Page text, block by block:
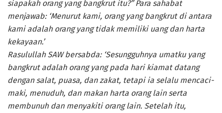
siapakah orang yang bangkrut itu?” Para sahabat
menjawab: ‘Menurut kami, orang yang bangkrut di antara
kami adalah orang yang tidak memiliki uang dan harta
kekayaan.’
Rasulullah SAW bersabda: ‘Sesungguhnya umatku yang
bangkrut adalah orang yang pada hari kiamat datang
dengan salat, puasa, dan zakat, tetapi ia selalu mencaci-
maki, menuduh, dan makan harta orang lain serta
membunuh dan menyakiti orang lain. Setelah itu,